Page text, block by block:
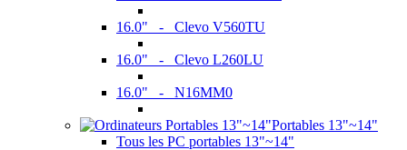
16.0" - Clevo V560TU
16.0" - Clevo L260LU
16.0" - N16MM0
Portables 13"~14"
Tous les PC portables 13"~14"